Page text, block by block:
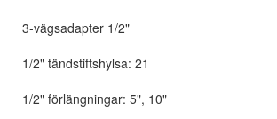
3-vägsadapter 1/2"
1/2" tändstiftshylsa: 21
1/2" förlängningar: 5", 10"